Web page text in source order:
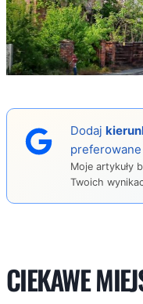
Dodaj
preferowane
Moje artykuły
Twoich
CIEKAWE